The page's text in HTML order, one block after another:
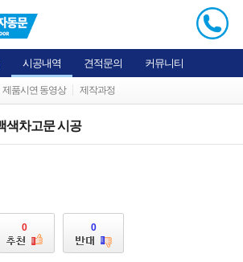
시공내역 견적문의 커뮤니티
제품시연 동영상 제작과정
색차고문 시공
0 0